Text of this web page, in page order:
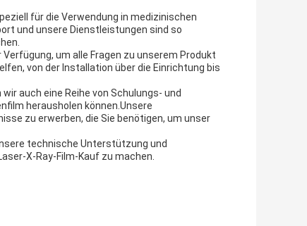
für die Verwendung in medizinischen
und unsere Dienstleistungen sind so
um alle Fragen zu unserem Produkt
von der Installation über die Einrichtung bis
auch eine Reihe von Schulungs- und
herausholen können.Unsere
zu erwerben, die Sie benötigen, um unser
technische Unterstützung und
X-Ray-Film-Kauf zu machen.